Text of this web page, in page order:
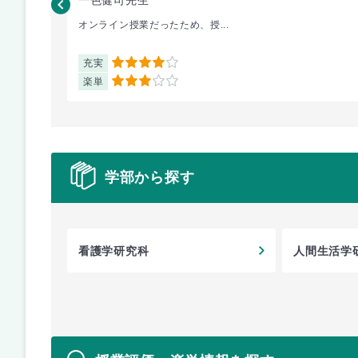
オンライン授業だったため、授...
充実 4
楽単 3
学部から探す
看護学研究科 人間生活学